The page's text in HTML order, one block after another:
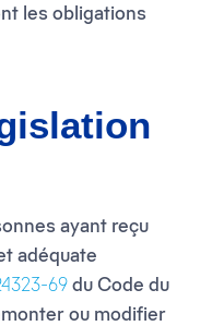
les obligations
ayant reçu
adéquate
69du Code du
ou modifier